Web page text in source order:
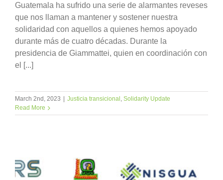
Guatemala ha sufrido una serie de alarmantes reveses
que nos llaman a mantener y sostener nuestra
solidaridad con aquellos a quienes hemos apoyado
durante más de cuatro décadas. Durante la
presidencia de Giammattei, quien en coordinación con
el [...]
March 2nd, 2023 | Justicia transicional Solidarity Update
Read More